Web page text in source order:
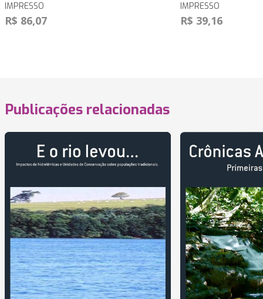
IMPRESSO
R$ 86,07
IMPRESSO
R$ 39,16
Publicações relacionadas